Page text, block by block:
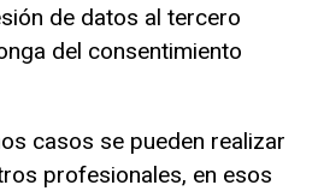
de datos al tercero
del consentimiento
casos se pueden realizar
profesionales, en esos